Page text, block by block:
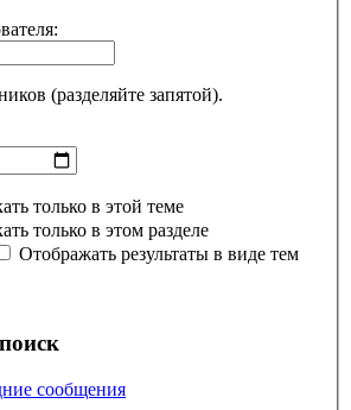
(разделяйте запятой).
только в этой теме
только в этом разделе
Отображать результаты в виде тем
сообщения